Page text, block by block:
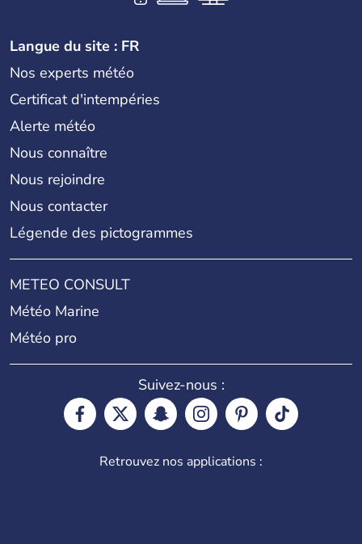
Langue du site : FR
Nos experts météo
Certificat d'intempéries
Alerte météo
Nous connaître
Nous rejoindre
Nous contacter
Légende des pictogrammes
METEO CONSULT
Météo Marine
Météo pro
Suivez-nous :
Retrouvez nos applications :